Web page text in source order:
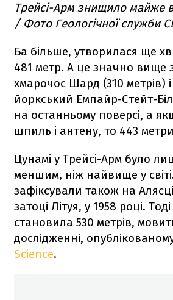
Трейсі-Арм знищило майже
/ Фото Геологічної служби
Ба більше, утворилася ще
481 метр. А це значно вище
хмарочос Шард (310 метрів)
йоркський Емпайр-Стейт-
на останньому поверсі, а
шпиль і антену, то 443
Цунамі у Трейсі-Арм було
меншим, ніж найвище у
зафіксували також на
затоці Літуя, у 1958 році.
становила 530 метрів,
дослідженні,
Science.